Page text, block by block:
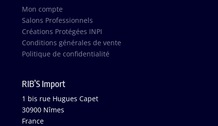
Mon compte
Salons Professionnels
Créations Protégées INPI
Conditions générales de vente
Politique de confidentialité
RIB’S Import
1 bis rue Hugues Capet
30900 Nîmes
France